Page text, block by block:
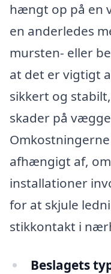
hængt op på en
en anderledes
mursten- eller
at det er vigtigt
sikkert og
skader på
afhængigt af,
installationer
for at skjule
stikkontakt i
Beslagets